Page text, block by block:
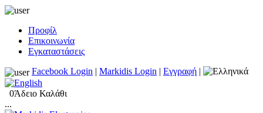
Προφίλ
Επικοινωνία
Εγκαταστάσεις
Facebook Login | Markidis Login | Εγγραφή |
0Άδειο Καλάθι
...